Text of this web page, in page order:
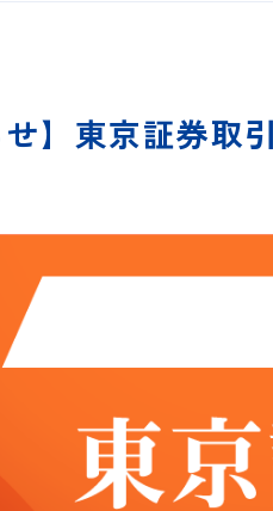
せ】東京証券